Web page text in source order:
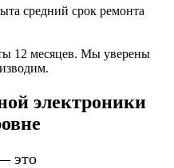
средний срок ремонта
12 месяцев. Мы уверены
электроники
это